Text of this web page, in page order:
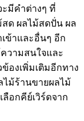
มีคำต่างๆ ที่
ด ผลไม้สดปั่น ผล
ข้าและอื่นๆ อีก
วามสนใจและ
องเพิ่มเติมอีกทาง
ไม้ร้านขายผลไม้
อกคีย์เวิร์ดจาก